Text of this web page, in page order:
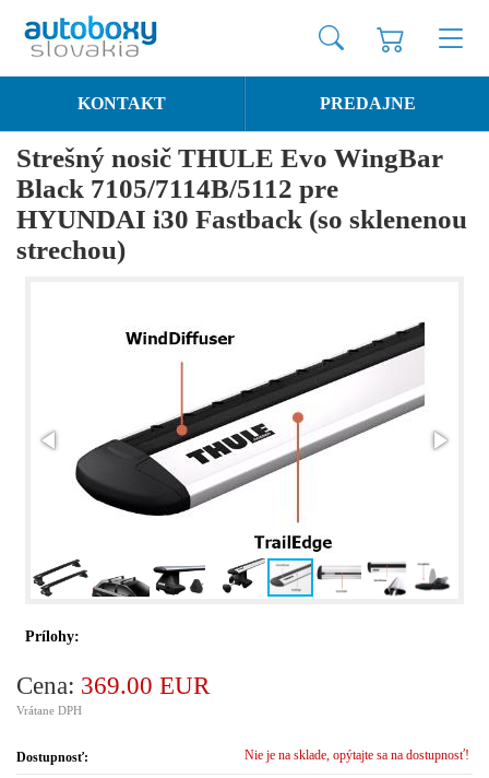
KONTAKT PREDAJNE
Strešný nosič THULE Evo WingBar
Black 7105/7114B/5112 pre
HYUNDAI i30 Fastback (so sklenenou
strechou)
Prílohy:
Cena: 369.00 EUR
Vrátane DPH
Dostupnosť: Nie je na sklade, opýtajte sa na dostupnosť!